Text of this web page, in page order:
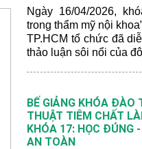
Ngày 16/04/2026,
trong thẩm mỹ nội
TP.HCM tổ chức đã
thảo luận sôi nổi của
BẾ GIẢNG KHÓA ĐÀO
THUẬT TIÊM CHẤT
KHÓA 17: HỌC ĐÚNG
AN TOÀN